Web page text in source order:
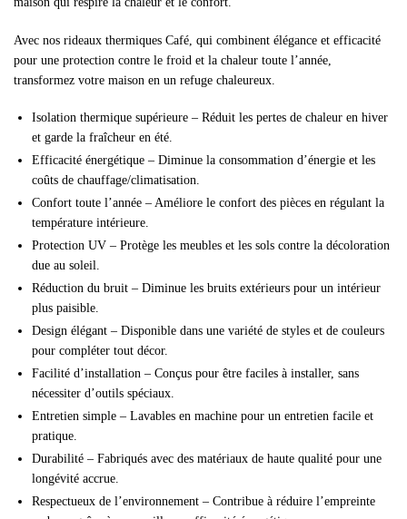
Avec nos rideaux thermiques Café, qui combinent élégance et efficacité
pour une protection contre le froid et la chaleur toute l’année,
transformez votre maison en un refuge chaleureux.
Isolation thermique supérieure – Réduit les pertes de chaleur en hiver
et garde la fraîcheur en été.
Efficacité énergétique – Diminue la consommation d’énergie et les
coûts de chauffage/climatisation.
Confort toute l’année – Améliore le confort des pièces en régulant la
température intérieure.
Protection UV – Protège les meubles et les sols contre la décoloration
due au soleil.
Réduction du bruit – Diminue les bruits extérieurs pour un intérieur
plus paisible.
Design élégant – Disponible dans une variété de styles et de couleurs
pour compléter tout décor.
Facilité d’installation – Conçus pour être faciles à installer, sans
nécessiter d’outils spéciaux.
Entretien simple – Lavables en machine pour un entretien facile et
pratique.
Durabilité – Fabriqués avec des matériaux de haute qualité pour une
longévité accrue.
Respectueux de l’environnement – Contribue à réduire l’empreinte